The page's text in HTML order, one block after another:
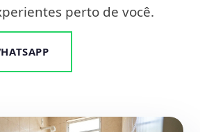
perto de você.